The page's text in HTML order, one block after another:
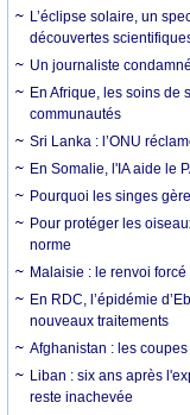
L’éclipse solaire, un
découvertes
Un journaliste
En Afrique, les soins de
communautés
Sri Lanka : l’ONU
En Somalie, l'IA aide le
Pourquoi les singes
Pour protéger les
norme
Malaisie : le renvoi
En RDC, l’épidémie
nouveaux traitements
Afghanistan : les
Liban : six ans après
reste inachevée